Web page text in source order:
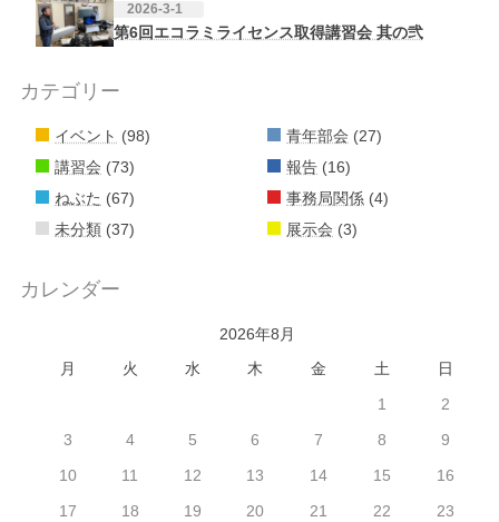
2026-3-1
第6回エコラミライセンス取得講習会 其の弐
カテゴリー
イベント (98)
講習会 (73)
ねぶた (67)
未分類 (37)
青年部会 (27)
報告 (16)
事務局関係 (4)
展示会 (3)
カレンダー
2026年8月
月
火 水 木 金 土
日
1
2
3
4 5 6 7 8
9
10
11 12 13 14 15
16
17
18 19 20 21 22
23